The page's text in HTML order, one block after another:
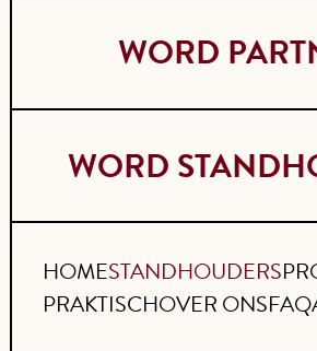
WORD
WORD
HOMESTANDHOUDERS
PRAKTISCHOVER ONSFAQ